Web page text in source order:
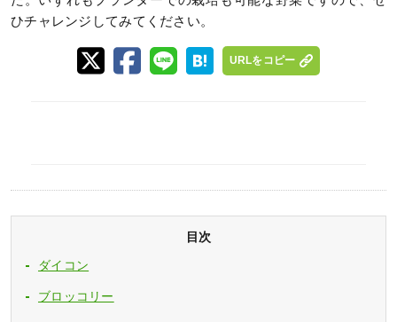
ひチャレンジしてみてください。
URLをコピー
目次
ダイコン
ブロッコリー